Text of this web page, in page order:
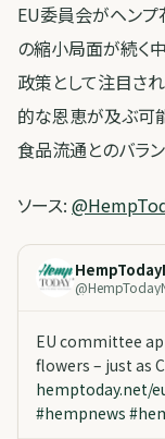
EU委員会がヘンプ
の縮小局面が続く
政策として注目さ
的な恩恵が及ぶ可
食品流通とのバラ
ソース:
@
EU committee
flowers – just as
hemptoday.net/
#hempnews #